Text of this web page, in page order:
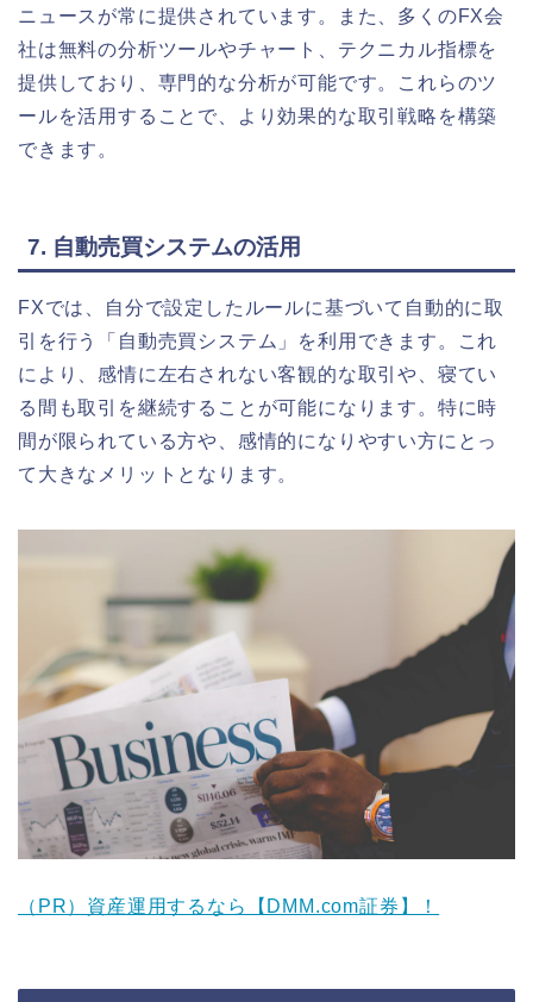
ニュースが常に提供されています。また、多くのFX会
社は無料の分析ツールやチャート、テクニカル指標を
提供しており、専門的な分析が可能です。これらのツ
ールを活用することで、より効果的な取引戦略を構築
できます。
7. 自動売買システムの活用
FXでは、自分で設定したルールに基づいて自動的に取
引を行う「自動売買システム」を利用できます。これ
により、感情に左右されない客観的な取引や、寝てい
る間も取引を継続することが可能になります。特に時
間が限られている方や、感情的になりやすい方にとっ
て大きなメリットとなります。
（PR）資産運用するなら【DMM.com証券】！